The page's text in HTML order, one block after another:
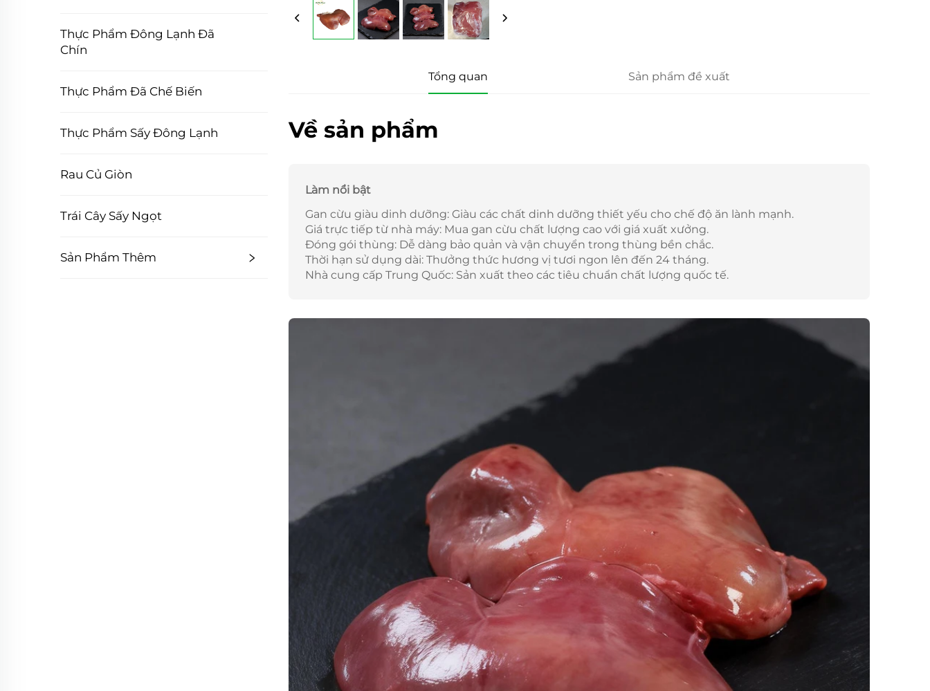
Thực Phẩm Đông Lạnh Đã
Chín
Thực Phẩm Đã Chế Biến
Thực Phẩm Sấy Đông Lạnh
Rau Củ Giòn
Trái Cây Sấy Ngọt
Sản Phẩm Thêm
Tổng quan Sản phẩm đề xuất
Về sản phẩm
Làm nổi bật
Gan cừu giàu dinh dưỡng: Giàu các chất dinh dưỡng thiết yếu cho chế độ ăn lành mạnh.
Giá trực tiếp từ nhà máy: Mua gan cừu chất lượng cao với giá xuất xưởng.
Đóng gói thùng: Dễ dàng bảo quản và vận chuyển trong thùng bền chắc.
Thời hạn sử dụng dài: Thưởng thức hương vị tươi ngon lên đến 24 tháng.
Nhà cung cấp Trung Quốc: Sản xuất theo các tiêu chuẩn chất lượng quốc tế.